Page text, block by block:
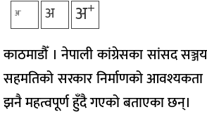
अ- अ अ+
काठमाडौँ । नेपाली कांग्रेसका सांसद सञ्जय
सहमतिको सरकार निर्माणको आवश्यकता
झनै महत्वपूर्ण हुँदै गएको बताएका छन्।